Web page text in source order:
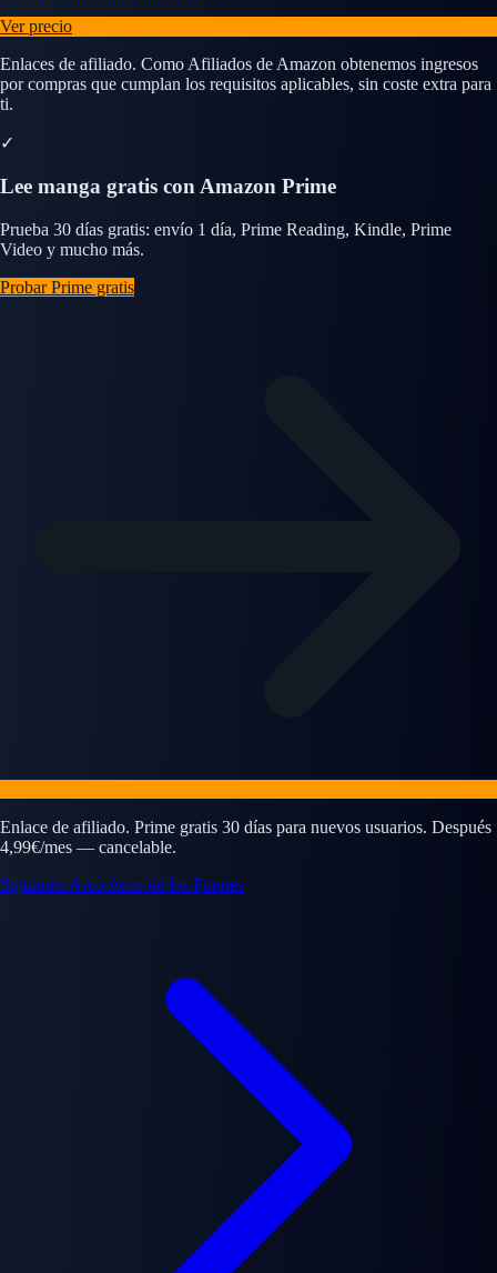
Ver precio
Enlaces de afiliado. Como Afiliados de Amazon obtenemos ingresos
por compras que cumplan los requisitos aplicables, sin coste extra para
ti.
✓
Lee manga gratis con Amazon Prime
Prueba 30 días gratis: envío 1 día, Prime Reading, Kindle, Prime
Video y mucho más.
Probar Prime gratis
Enlace de afiliado. Prime gratis 30 días para nuevos usuarios. Después
4,99€/mes — cancelable.
Siguiente Arco Arco de los Fuertes